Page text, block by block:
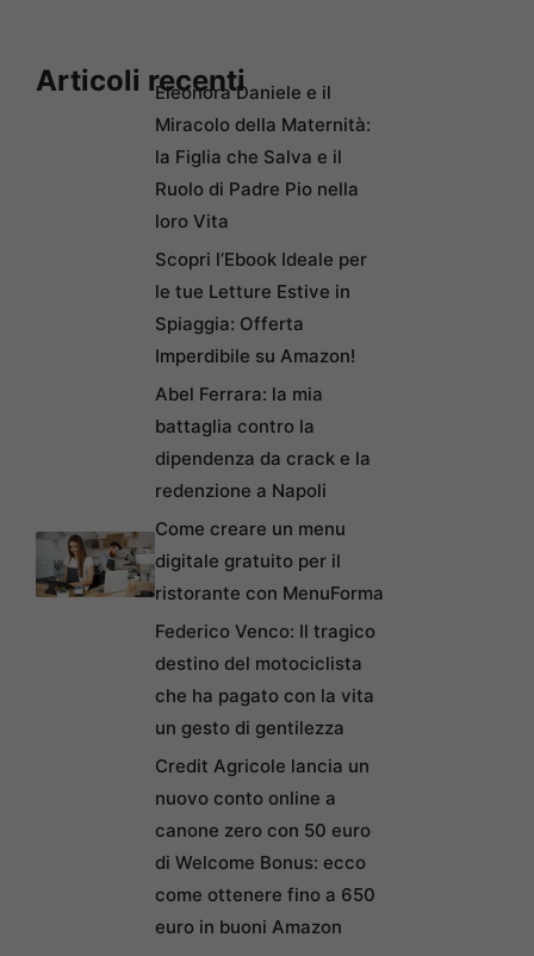
Articoli recentiEleonora Daniele e il
Miracolo della Maternità:
la Figlia che Salva e il
Ruolo di Padre Pio nella
loro Vita
Scopri l’Ebook Ideale per
le tue Letture Estive in
Spiaggia: Offerta
Imperdibile su Amazon!
Abel Ferrara: la mia
battaglia contro la
dipendenza da crack e la
redenzione a Napoli
Come creare un menu
digitale gratuito per il
ristorante con MenuForma
Federico Venco: Il tragico
destino del motociclista
che ha pagato con la vita
un gesto di gentilezza
Credit Agricole lancia un
nuovo conto online a
canone zero con 50 euro
di Welcome Bonus: ecco
come ottenere fino a 650
euro in buoni Amazon